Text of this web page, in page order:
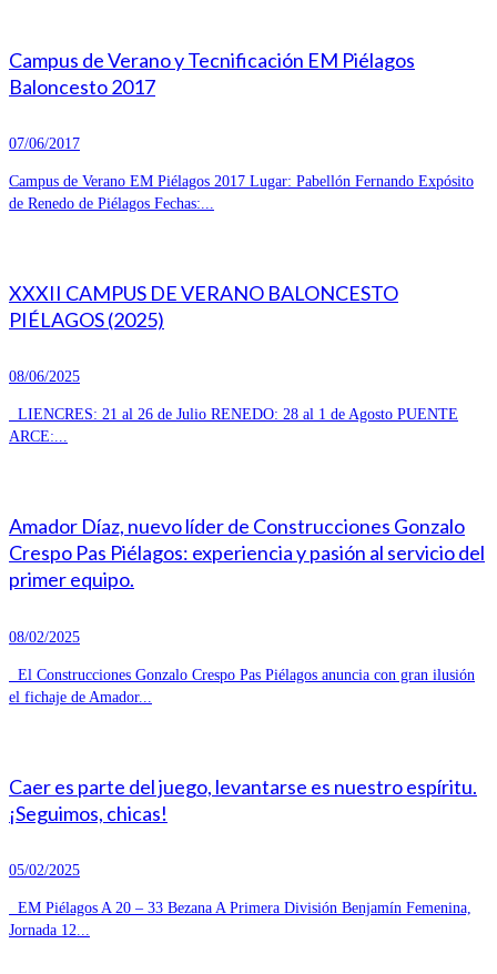
Campus de Verano y Tecnificación EM Piélagos
Baloncesto 2017
07/06/2017
Campus de Verano EM Piélagos 2017 Lugar: Pabellón Fernando Expósito
de Renedo de Piélagos Fechas:...
XXXII CAMPUS DE VERANO BALONCESTO
PIÉLAGOS (2025)
08/06/2025
LIENCRES: 21 al 26 de Julio RENEDO: 28 al 1 de Agosto PUENTE
ARCE:...
Amador Díaz, nuevo líder de Construcciones Gonzalo
Crespo Pas Piélagos: experiencia y pasión al servicio del
primer equipo.
08/02/2025
El Construcciones Gonzalo Crespo Pas Piélagos anuncia con gran ilusión
el fichaje de Amador...
Caer es parte del juego, levantarse es nuestro espíritu.
¡Seguimos, chicas!
05/02/2025
EM Piélagos A 20 – 33 Bezana A Primera División Benjamín Femenina,
Jornada 12...